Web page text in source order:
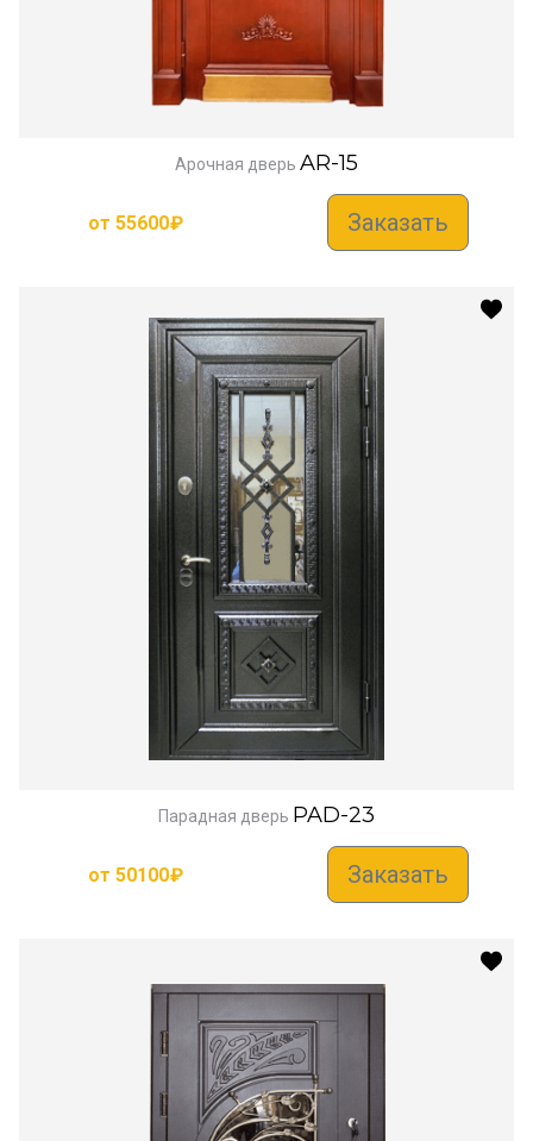
Арочная дверь AR-15
от 55600₽ Заказать
Парадная дверь PAD-23
от 50100₽ Заказать